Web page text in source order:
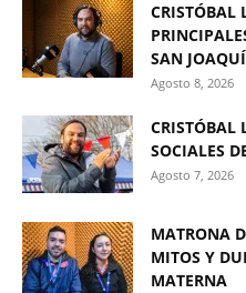
CRISTÓBAL
SAN
Agosto 8, 2026
CRISTÓBAL
SOCIALES
Agosto 7, 2026
MATRONA
MITOS Y
MATERNA